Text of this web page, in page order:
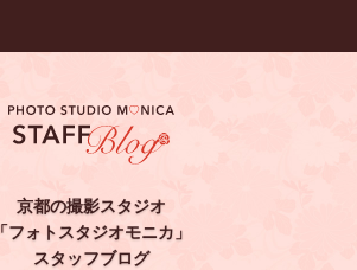
京都の撮影スタジオ
「フォトスタジオモニカ」
スタッフブログ